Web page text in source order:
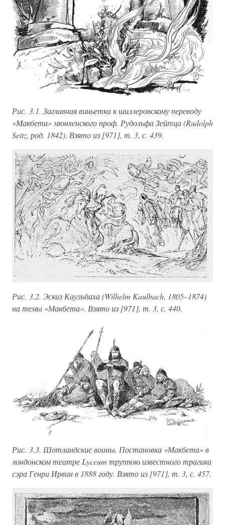
Рис. 3.1. Заглавная виньетка к шиллеровскому переводу
«Макбета» мюнхенского проф. Рудольфа Зейтца (Rudolph
Seitz, род. 1842). Взято из [971], т. 3, с. 439.
Рис. 3.2. Эскиз Каульбаха (Wilhelm Kaulbach, 1805–1874)
на темы «Макбета». Взято из [971], т. 3, с. 440.
Рис. 3.3. Шотландские воины. Постановка «Макбета» в
лондонском театре Lyceum труппою известного трагика
сэра Генри Ирвин в 1888 году. Взято из [971], т. 3, с. 457.